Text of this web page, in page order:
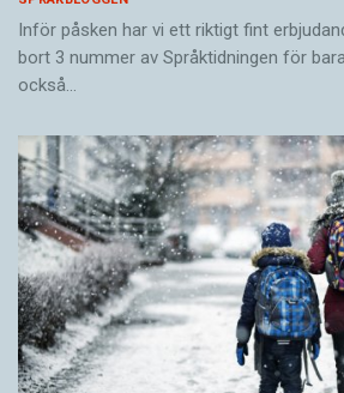
Inför påsken har vi ett riktigt fint
bort 3 nummer av Språktidningen för
också…